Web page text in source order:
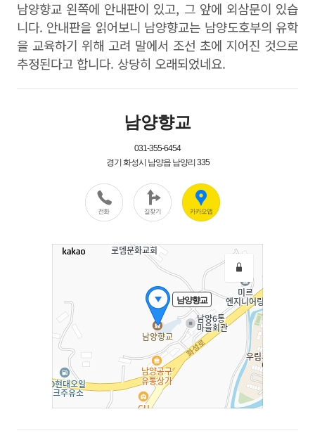
남양향교 왼쪽에 안내판이 있고, 그 앞에 외삼문이 있습
니다. 안내판을 읽어보니 남양향교는 남양도호부의 유학
을 교육하기 위해 고려 말에서 조선 초에 지어진 것으로
추정된다고 합니다. 상당히 오래되었네요.